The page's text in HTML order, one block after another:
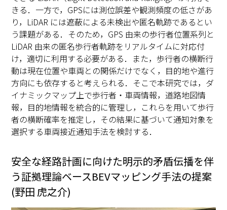
きる．一方で，GPSには測位誤差や観測頻度の低さがあ
り，LiDAR には遮蔽による未検出や匿名軌跡であるとい
う課題がある．そのため，GPS 由来の歩行者位置系列と
LiDAR 由来の匿名歩行者軌跡をリアルタイムに対応付
け，適切に利用する必要がある．また，歩行者の横断行
動は現在位置や車両との関係だけでなく，目的地や進行
方向にも依存すると考えられる．そこで本研究では，ダ
イナミックマップ上で歩行者・車両情報，道路地図情
報，目的地情報を統合的に管理し，これらを用いて歩行
者の横断確率を推定し，その結果に基づいて通知対象を
選択する車両接近通知手法を検討する．
安全な経路計画に向けた明示的矛盾伝播を伴
う証拠理論ベースBEVマッピング手法の提案
(野田 虎之介)